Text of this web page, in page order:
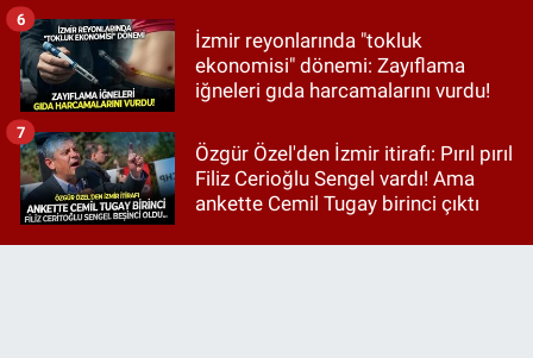
İzmir reyonlarında "tokluk
ekonomisi" dönemi: Zayıflama
iğneleri gıda harcamalarını vurdu!
6
Özgür Özel'den İzmir itirafı: Pırıl pırıl
Filiz Cerioğlu Sengel vardı! Ama
ankette Cemil Tugay birinci çıktı
7